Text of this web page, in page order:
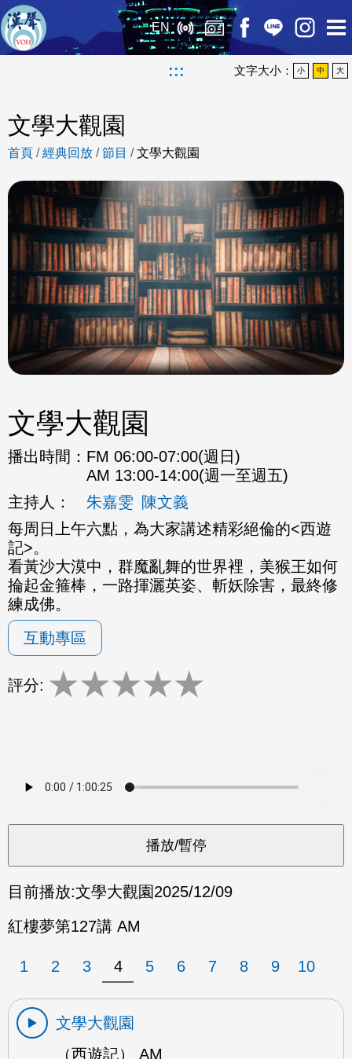
EN
::: 文字大小： 小 中 大
文學大觀園
首頁 /經典回放 /節目 /文學大觀園
文學大觀園
播出時間： FM 06:00-07:00(週日)
AM 13:00-14:00(週一至週五)
主持人：
朱嘉雯 陳文義
每周日上午六點，為大家講述精彩絕倫的<西遊
記>。
看黃沙大漠中，群魔亂舞的世界裡，美猴王如何
掄起金箍棒，一路揮灑英姿、斬妖除害，最終修
練成佛。
互動專區
評分: ★★★★★
目前播放:文學大觀園2025/12/09
紅樓夢第127講 AM
1 2 3 4 5 6 7 8 9 10
文學大觀園
（西遊記） AM